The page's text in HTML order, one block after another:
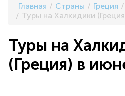
Главная Страны Греция
Туры на Халкидики
Туры на
(Греция) в